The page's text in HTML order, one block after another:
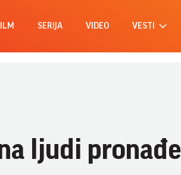
SERIJA VIDEO VESTI
ljudi pronađe